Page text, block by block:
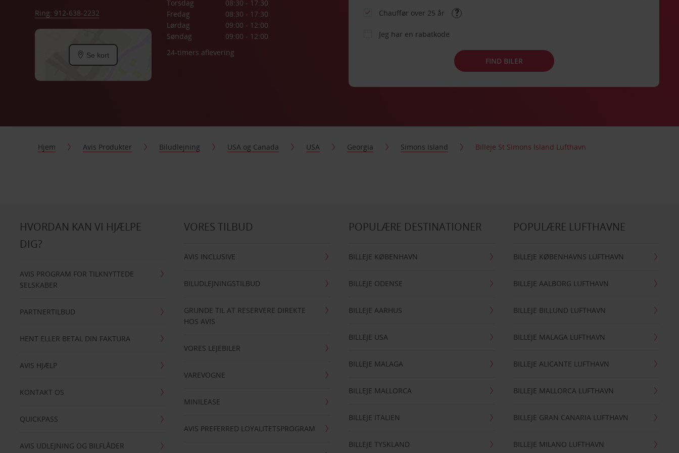
Ring: 912-638-2232
Se kort
Torsdag
08:30 - 17:30
Fredag
08:30 - 17:30
Lørdag
09:00 - 12:00
Søndag
09:00 - 12:00
24-timers aflevering
Chauffør over 25 år
Jeg har en rabatkode
FIND BILER
Hjem Avis Produkter Biludlejning USA og Canada USA Georgia Simons Island Billeje St Simons Island Lufthavn
HVORDAN KAN VI HJÆLPE
DIG?
AVIS PROGRAM FOR TILKNYTTEDE
SELSKABER
PARTNERTILBUD
HENT ELLER BETAL DIN FAKTURA
AVIS HJÆLP
KONTAKT OS
QUICKPASS
AVIS UDLEJNING OG BILFLÅDER
VORES TILBUD
AVIS INCLUSIVE
BILUDLEJNINGSTILBUD
GRUNDE TIL AT RESERVERE DIREKTE
HOS AVIS
VORES LEJEBILER
VAREVOGNE
MINILEASE
AVIS PREFERRED LOYALITETSPROGRAM
POPULÆRE DESTINATIONER
BILLEJE KØBENHAVN
BILLEJE ODENSE
BILLEJE AARHUS
BILLEJE USA
BILLEJE MALAGA
BILLEJE MALLORCA
BILLEJE ITALIEN
BILLEJE TYSKLAND
POPULÆRE LUFTHAVNE
BILLEJE KØBENHAVNS LUFTHAVN
BILLEJE AALBORG LUFTHAVN
BILLEJE BILLUND LUFTHAVN
BILLEJE MALAGA LUFTHAVN
BILLEJE ALICANTE LUFTHAVN
BILLEJE MALLORCA LUFTHAVN
BILLEJE GRAN CANARIA LUFTHAVN
BILLEJE MILANO LUFTHAVN